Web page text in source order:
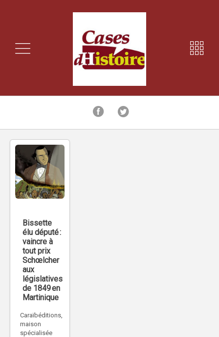
Bissette
élu député :
vaincre à
tout prix
Schœlcher
aux
législatives
de 1849 en
Martinique
Caraïbéditions,
maison
spécialisée